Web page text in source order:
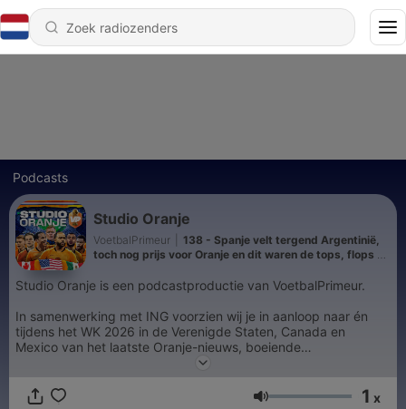
Podcasts
Studio Oranje
VoetbalPrimeur
138 - Spanje velt tergend Argentinië,
toch nog prijs voor Oranje en dit waren de tops, flops en
Studio Oranje is een podcastproductie van VoetbalPrimeur.
In samenwerking met ING voorzien wij je in aanloop naar én
tijdens het WK 2026 in de Verenigde Staten, Canada en
Mexico van het laatste Oranje-nieuws, boeiende
achtergronden, scherpe analyses en spraakmakende
wereldtitel!
Volume 1 x